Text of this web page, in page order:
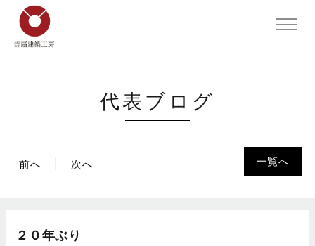
代表ブログ
一覧へ
前へ 次へ
２０年ぶり